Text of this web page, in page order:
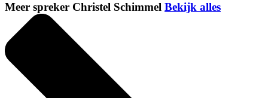
Meer spreker Christel Schimmel Bekijk alles